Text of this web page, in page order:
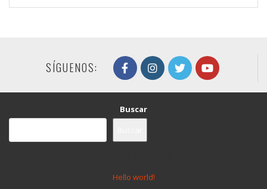
SÍGUENOS:
Buscar
Hello world!